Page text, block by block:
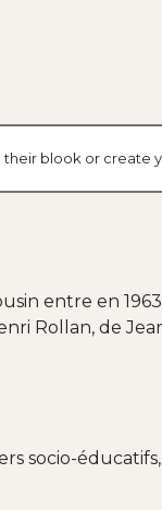
blook or create
entre en
Rollan, de
socio-